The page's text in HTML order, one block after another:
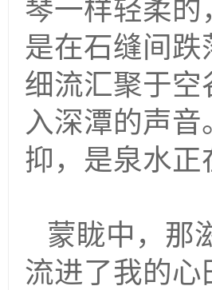
琴一样轻柔
是在石缝间
细流汇聚于
入深潭的声
抑，是泉水
蒙眬中，那
流进了我